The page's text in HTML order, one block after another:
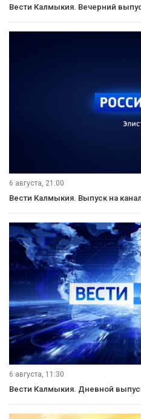
Вести Калмыкия. Вечерний
6 августа, 21:00
Вести Калмыкия. Выпуск на
6 августа, 11:30
Вести Калмыкия. Дневной